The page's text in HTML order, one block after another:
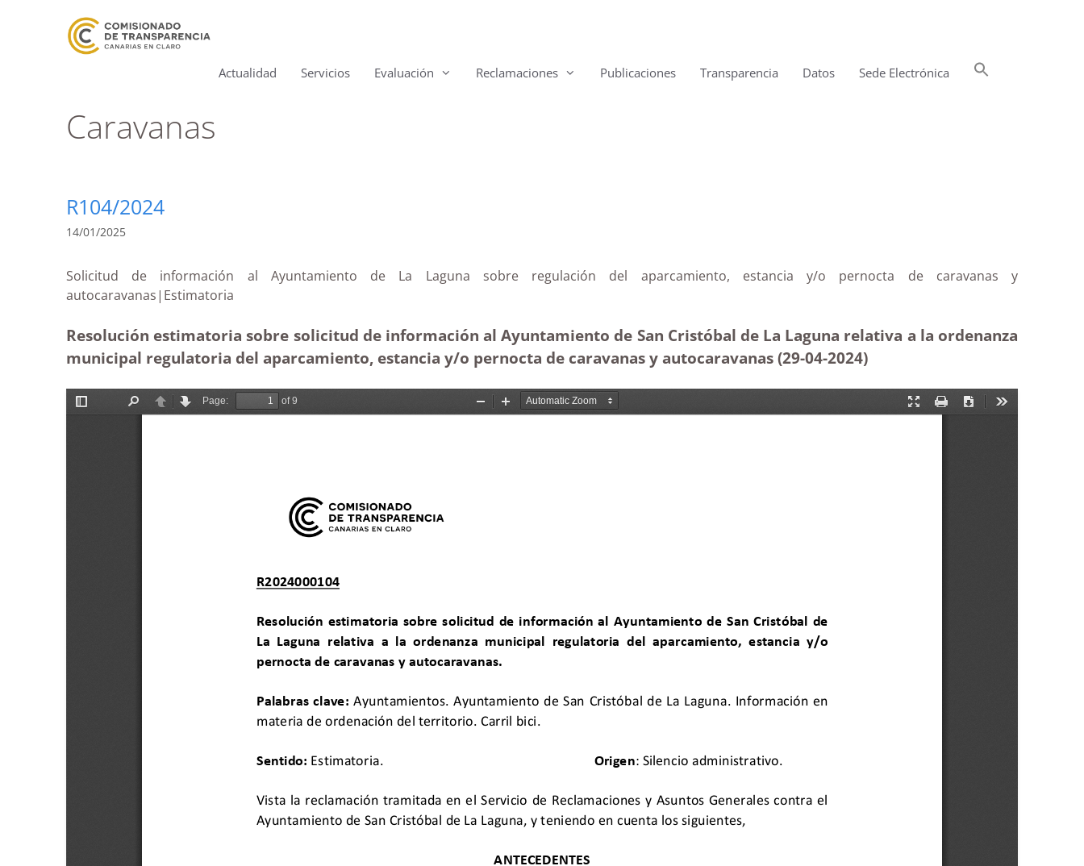
Actualidad Servicios Evaluación Reclamaciones Publicaciones Transparencia Datos Sede Electrónica
Caravanas
R104/2024
14/01/2025
Solicitud de información al Ayuntamiento de La Laguna sobre regulación del aparcamiento, estancia y/o pernocta de caravanas y
autocaravanas|Estimatoria
Resolución estimatoria sobre solicitud de información al Ayuntamiento de San Cristóbal de La Laguna relativa a la ordenanza
municipal regulatoria del aparcamiento, estancia y/o pernocta de caravanas y autocaravanas (29-04-2024)